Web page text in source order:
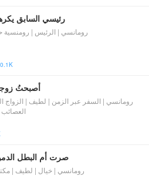
​رئيسي السابق
رومانسي | الرئيس | رومنسية
أصبحتُ
رومانسي | السفر عبر الزمن | لطيف | الزواج
العصائب
صرت أم البطل
رومانسي | خيال | لطيف |